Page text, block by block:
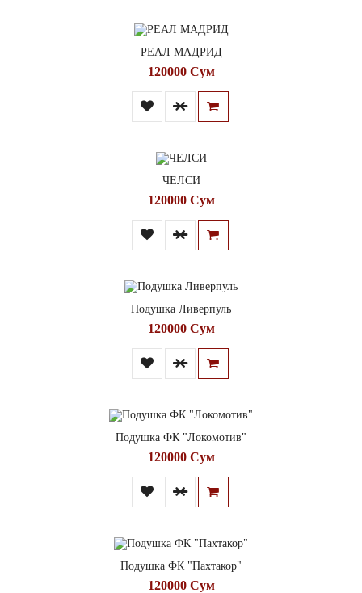
РЕАЛ МАДРИД
120000 Сум
ЧЕЛСИ
120000 Сум
Подушка Ливерпуль
120000 Сум
Подушка ФК "Локомотив"
120000 Сум
Подушка ФК "Пахтакор"
120000 Сум